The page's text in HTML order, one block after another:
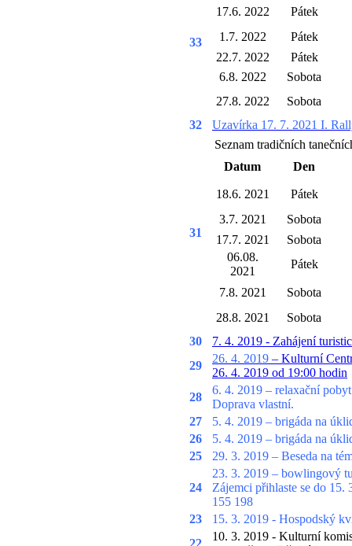
33
17.6. 2022
Pátek
1.7. 2022
Pátek
22.7. 2022
Pátek
6.8. 2022
Sobota
27.8. 2022
Sobota
32
Uzavírka 17. 7. 2021 I.
31
Seznam tradičních
Datum
Den
18.6. 2021
Pátek
3.7. 2021
Sobota
17.7. 2021
Sobota
06.08.
2021
Pátek
7.8. 2021
Sobota
28.8. 2021
Sobota
30
7. 4. 2019 - Zahájení
29
26. 4. 2019 – Kulturní
26. 4. 2019 od 19:00 hodin
28
6. 4. 2019 – relaxační
Doprava vlastní.
27
5. 4. 2019 – brigáda na
26
5. 4. 2019 – brigáda na
25
29. 3. 2019 – Beseda na
24
23. 3. 2019 – bowlingový
Zájemci přihlaste se do 15.
155 198
23
15. 3. 2019 - Hospodský
22
10. 3. 2019 - Kulturní